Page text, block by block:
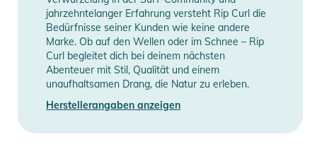
jahrzehntelanger Erfahrung versteht Rip Curl die
Bedürfnisse seiner Kunden wie keine andere
Marke. Ob auf den Wellen oder im Schnee – Rip
Curl begleitet dich bei deinem nächsten
Abenteuer mit Stil, Qualität und einem
unaufhaltsamen Drang, die Natur zu erleben.
Herstellerangaben anzeigen